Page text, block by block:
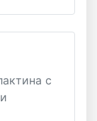
с